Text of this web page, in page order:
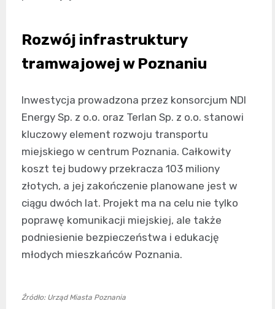
Rozwój infrastruktury
tramwajowej w Poznaniu
Inwestycja prowadzona przez konsorcjum NDI
Energy Sp. z o.o. oraz Terlan Sp. z o.o. stanowi
kluczowy element rozwoju transportu
miejskiego w centrum Poznania. Całkowity
koszt tej budowy przekracza 103 miliony
złotych, a jej zakończenie planowane jest w
ciągu dwóch lat. Projekt ma na celu nie tylko
poprawę komunikacji miejskiej, ale także
podniesienie bezpieczeństwa i edukację
młodych mieszkańców Poznania.
Źródło: Urząd Miasta Poznania